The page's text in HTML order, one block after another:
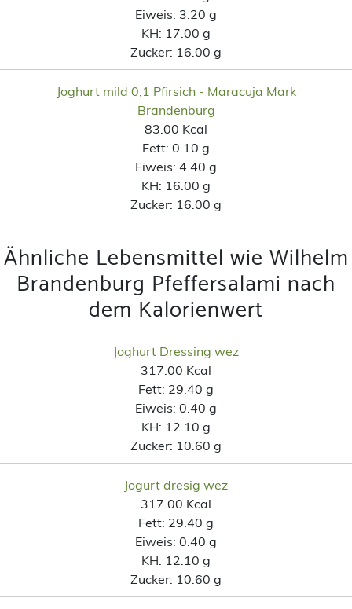
Eiweis: 3.20 g
KH: 17.00 g
Zucker: 16.00 g
Joghurt mild 0,1 Pfirsich - Maracuja Mark
Brandenburg
83.00 Kcal
Fett: 0.10 g
Eiweis: 4.40 g
KH: 16.00 g
Zucker: 16.00 g
Ähnliche Lebensmittel wie Wilhelm
Brandenburg Pfeffersalami nach
dem Kalorienwert
Joghurt Dressing wez
317.00 Kcal
Fett: 29.40 g
Eiweis: 0.40 g
KH: 12.10 g
Zucker: 10.60 g
Jogurt dresig wez
317.00 Kcal
Fett: 29.40 g
Eiweis: 0.40 g
KH: 12.10 g
Zucker: 10.60 g